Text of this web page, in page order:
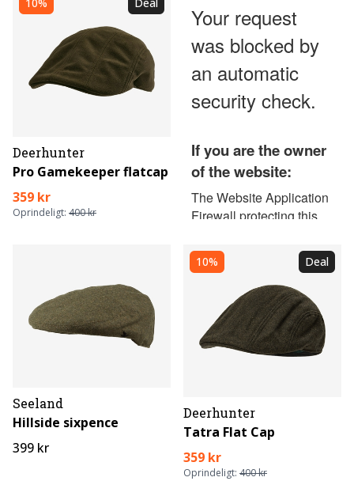
Deerhunter
Pro Gamekeeper flatcap
359 kr
Oprindeligt: 400 kr
Seeland
Hillside sixpence
399 kr
10% Deal
Deerhunter
Tatra Flat Cap
359 kr
Oprindeligt: 400 kr